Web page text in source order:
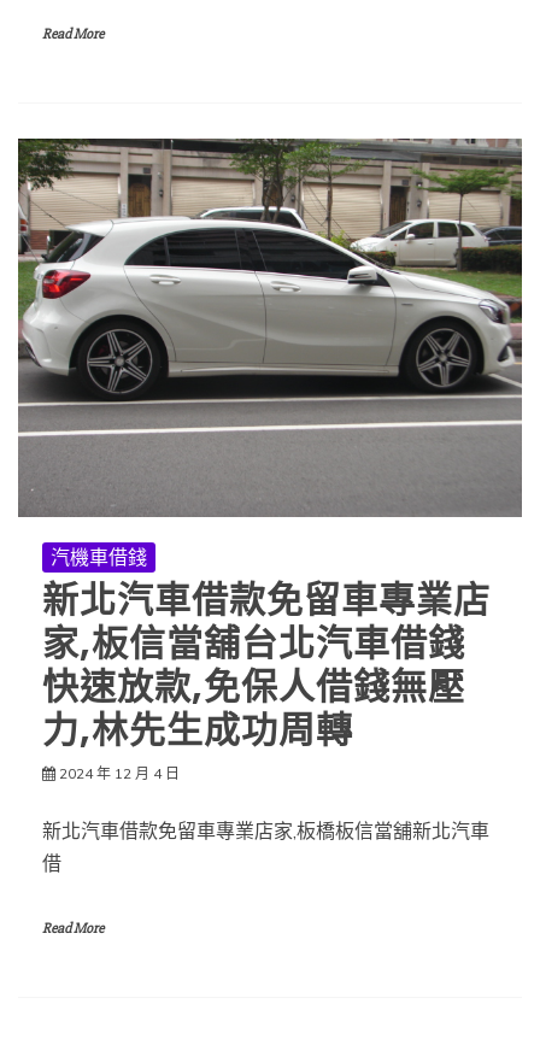
Read More
汽機車借錢
新北汽車借款免留車專業店
家,板信當舖台北汽車借錢
快速放款,免保人借錢無壓
力,林先生成功周轉
2024 年 12 月 4 日
新北汽車借款免留車專業店家,板橋板信當舖新北汽車
借
Read More